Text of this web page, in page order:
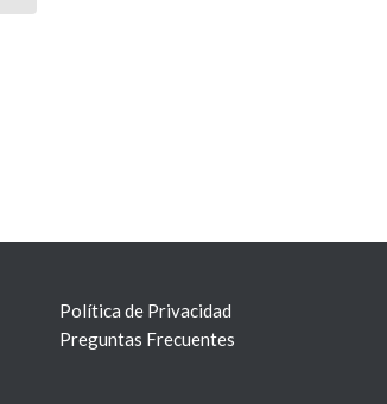
Política de Privacidad
Preguntas Frecuentes